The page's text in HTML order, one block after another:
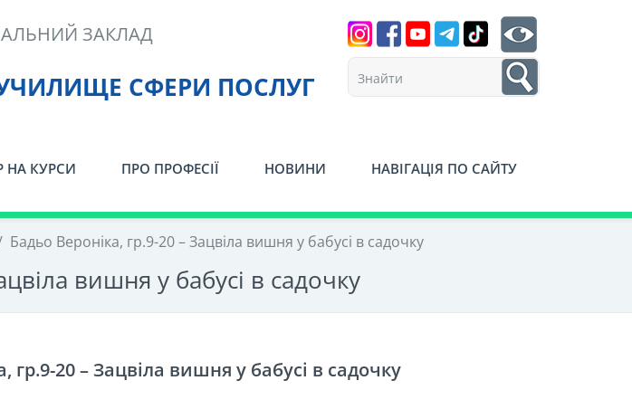
СФЕРИ ПОСЛУГ
ЗАКЛАД
1
НА КУРСИ ПРО ПРОФЕСІЇ НОВИНИ НАВІГАЦІЯ ПО САЙТУ
Бадьо Вероніка, гр.9-20 – Зацвіла вишня у бабусі в садочку
вишня у бабусі в садочку
гр.9-20 – Зацвіла вишня у бабусі в садочку